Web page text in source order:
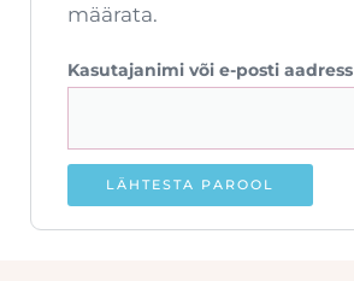
määrata.
Kasutajanimi või e-posti aadress
LÄHTESTA PAROOL